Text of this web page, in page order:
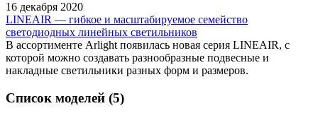
16 декабря 2020
LINEAIR — гибкое и масштабируемое семейство
светодиодных линейных светильников
В ассортименте Arlight появилась новая серия LINEAIR, с
которой можно создавать разнообразные подвесные и
накладные светильники разных форм и размеров.
Список моделей (5)